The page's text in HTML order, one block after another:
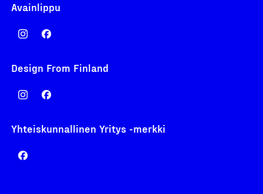
Avainlippu
Design From Finland
Yhteiskunnallinen Yritys -merkki